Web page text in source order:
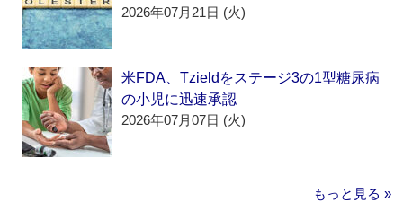
2026年07月21日 (火)
米FDA、Tzieldをステージ3の1型糖尿病
の小児に迅速承認
2026年07月07日 (火)
もっと見る »